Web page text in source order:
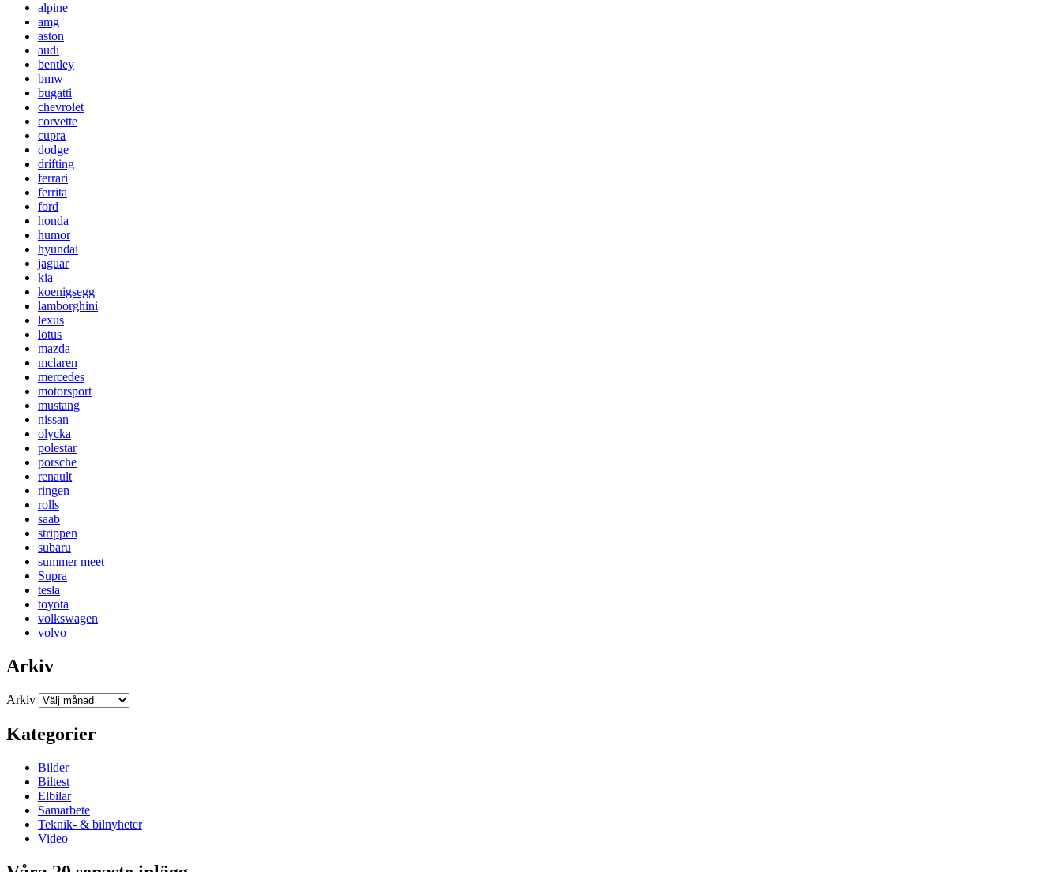
alpine
amg
aston
audi
bentley
bmw
bugatti
chevrolet
corvette
cupra
dodge
drifting
ferrari
ferrita
ford
honda
humor
hyundai
jaguar
kia
koenigsegg
lamborghini
lexus
lotus
mazda
mclaren
mercedes
motorsport
mustang
nissan
olycka
polestar
porsche
renault
ringen
rolls
saab
strippen
subaru
summer meet
Supra
tesla
toyota
volkswagen
volvo
Arkiv
Arkiv
Kategorier
Bilder
Biltest
Elbilar
Samarbete
Teknik- & bilnyheter
Video